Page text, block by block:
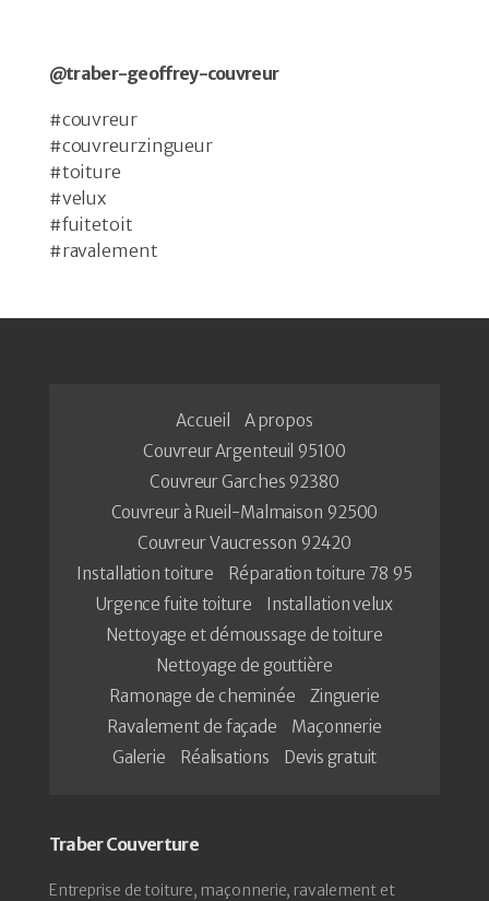
@traber-geoffrey-couvreur
#couvreur
#couvreurzingueur
#toiture
#velux
#fuitetoit
#ravalement
Accueil
A propos
Couvreur Argenteuil 95100
Couvreur Garches 92380
Couvreur à Rueil-Malmaison 92500
Couvreur Vaucresson 92420
Installation toiture
Réparation toiture 78 95
Urgence fuite toiture
Installation velux
Nettoyage et démoussage de toiture
Nettoyage de gouttière
Ramonage de cheminée
Zinguerie
Ravalement de façade
Maçonnerie
Galerie
Réalisations Devis gratuit
Traber Couverture
Entreprise de toiture, maçonnerie, ravalement et